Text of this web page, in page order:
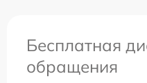
Бесплатная
обращения